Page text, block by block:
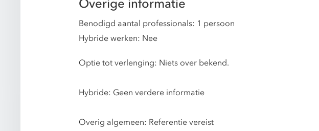
Overige informatie
Benodigd aantal professionals: 1 persoon
Hybride werken: Nee
Optie tot verlenging: Niets over bekend.
Hybride: Geen verdere informatie
Overig algemeen: Referentie vereist